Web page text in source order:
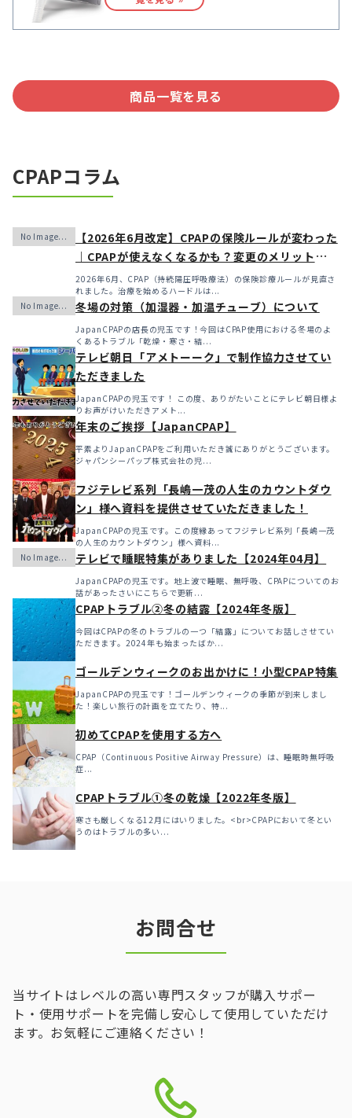
商品一覧を見る
CPAPコラム
【2026年6月改定】CPAPの保険ルールが変わった
｜CPAPが使えなくなるかも？変更のメリット・デ
メリットと「購入」という選択肢
2026年6月、CPAP（持続陽圧呼吸療法）の保険診療ルールが見直さ
れました。治療を始めるハードルは...
冬場の対策（加湿器・加温チューブ）について
JapanCPAPの店長の児玉です！今回はCPAP使用における冬場のよ
くあるトラブル「乾燥・寒さ・結...
テレビ朝日「アメトーーク」で制作協力させてい
ただきました
JapanCPAPの児玉です！ この度、ありがたいことにテレビ朝日様よ
りお声がけいただきアメト...
年末のご挨拶【JapanCPAP】
平素よりJapanCPAPをご利用いただき誠にありがとうございます。
ジャパンシーパップ株式会社の児...
フジテレビ系列「長嶋一茂の人生のカウントダウ
ン」様へ資料を提供させていただきました！
JapanCPAPの児玉です。この度縁あってフジテレビ系列「長嶋一茂
の人生のカウントダウン」様へ資料...
テレビで睡眠特集がありました【2024年04月】
JapanCPAPの児玉です。地上波で睡眠、無呼吸、CPAPについてのお
話があったさいにこちらで更新...
CPAPトラブル②冬の結露【2024年冬版】
今回はCPAPの冬のトラブルの一つ「結露」についてお話しさせてい
ただきます。2024年も始まったばか...
ゴールデンウィークのお出かけに！小型CPAP特集
JapanCPAPの児玉です！ゴールデンウィークの季節が到来しまし
た！楽しい旅行の計画を立てたり、特...
初めてCPAPを使用する方へ
CPAP（Continuous Positive Airway Pressure）は、睡眠時無呼吸
症...
CPAPトラブル①冬の乾燥【2022年冬版】
寒さも厳しくなる12月にはいりました。<br>CPAPにおいて冬とい
うのはトラブルの多い...
お問合せ
当サイトはレベルの高い専門スタッフが購入サポー
ト・使用サポートを完備し安心して使用していただけ
ます。お気軽にご連絡ください！